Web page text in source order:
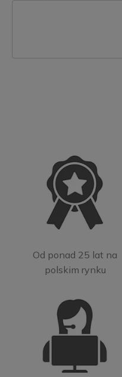
Od ponad 25 lat na
polskim rynku